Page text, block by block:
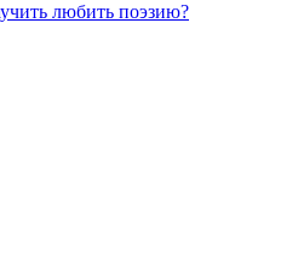
любить поэзию?